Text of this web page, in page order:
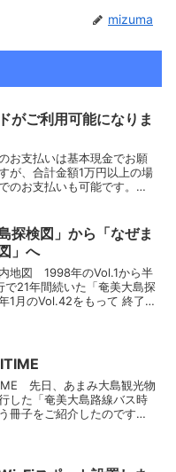
mizuma
がご利用可能になりま
お支払いは基本現金でお願
が、合計金額1万円以上の場
のお支払いも可能です。こ
JCB・Diners C...
探検図」から「なぜま
」へ
地図 1998年のVol.1から半
で21年間続いた「奄美大島探
1月のVol.42をもって 終了
先日、あまみ大島観光物
した「奄美大島路線バス時
冊子をご紹介したのです